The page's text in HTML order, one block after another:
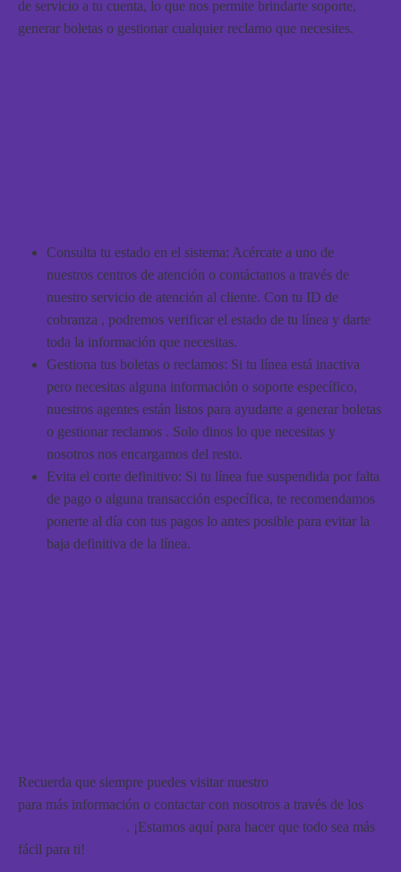
de servicio a tu cuenta, lo que nos permite brindarte soporte,
generar boletas o gestionar cualquier reclamo que necesites.
Consulta tu estado en el sistema: Acércate a uno de
nuestros centros de atención o contáctanos a través de
nuestro servicio de atención al cliente. Con tu ID de
cobranza , podremos verificar el estado de tu línea y darte
toda la información que necesitas.
Gestiona tus boletas o reclamos: Si tu línea está inactiva
pero necesitas alguna información o soporte específico,
nuestros agentes están listos para ayudarte a generar boletas
o gestionar reclamos . Solo dinos lo que necesitas y
nosotros nos encargamos del resto.
Evita el corte definitivo: Si tu línea fue suspendida por falta
de pago o alguna transacción específica, te recomendamos
ponerte al día con tus pagos lo antes posible para evitar la
baja definitiva de la línea.
Recuerda que siempre puedes visitar nuestro
para más información o contactar con nosotros a través de los
. ¡Estamos aquí para hacer que todo sea más
fácil para ti!